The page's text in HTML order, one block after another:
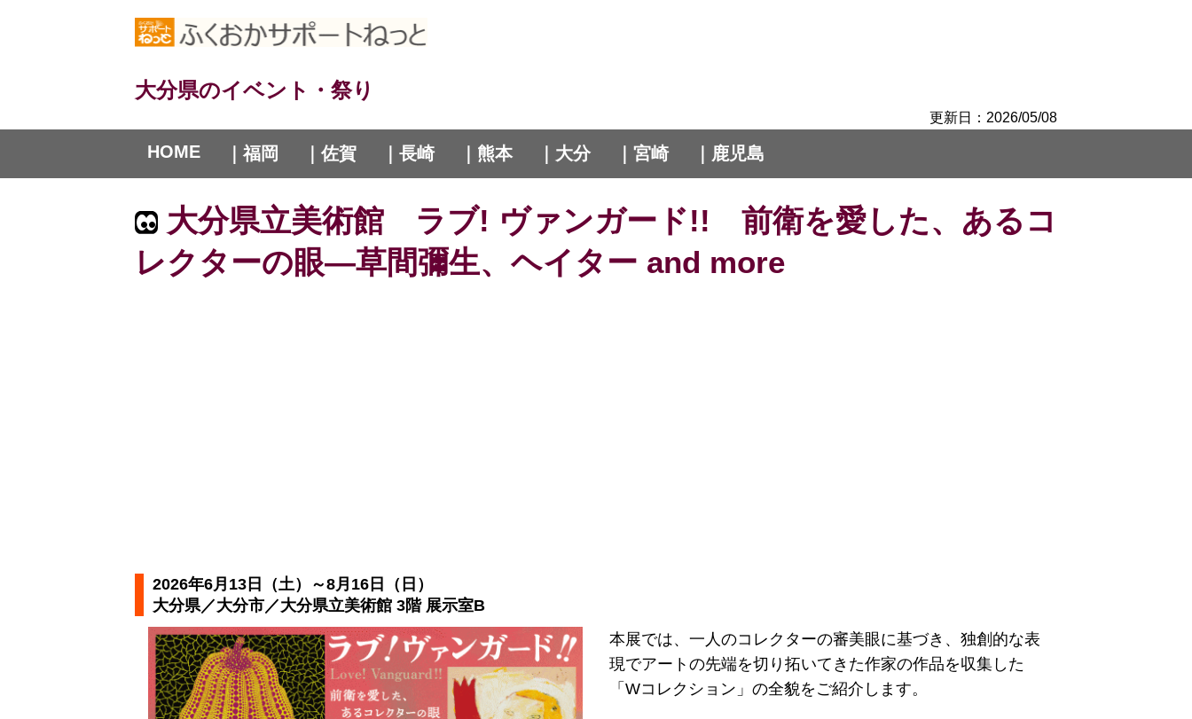
大分県のイベント・祭り
更新日：2026/05/08
HOME ｜福岡 ｜佐賀 ｜長崎 ｜熊本 ｜大分 ｜宮崎 ｜鹿児島
大分県立美術館 ラブ! ヴァンガード!! 前衛を愛した、あるコ
レクターの眼―草間彌生、ヘイター and more
2026年6月13日（土）～8月16日（日）
大分県／大分市／大分県立美術館 3階 展示室B
本展では、一人のコレクターの審美眼に基づき、独創的な表
現でアートの先端を切り拓いてきた作家の作品を収集した
「Wコレクション」の全貌をご紹介します。